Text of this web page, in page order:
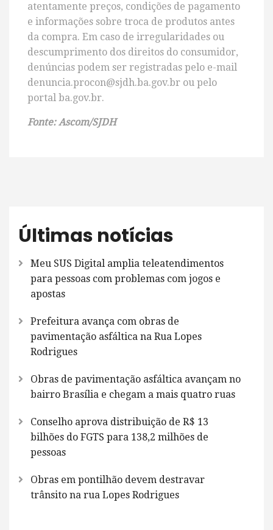
atentamente preços, condições de pagamento
e informações sobre troca de produtos antes
da compra. Em caso de irregularidades ou
descumprimento dos direitos do consumidor,
denúncias podem ser registradas pelo e-mail
denuncia.procon@sjdh.ba.gov.br ou pelo
portal ba.gov.br.
Fonte: Ascom/SJDH
Últimas notícias
Meu SUS Digital amplia teleatendimentos
para pessoas com problemas com jogos e
apostas
Prefeitura avança com obras de
pavimentação asfáltica na Rua Lopes
Rodrigues
Obras de pavimentação asfáltica avançam no
bairro Brasília e chegam a mais quatro ruas
Conselho aprova distribuição de R$ 13
bilhões do FGTS para 138,2 milhões de
pessoas
Obras em pontilhão devem destravar
trânsito na rua Lopes Rodrigues